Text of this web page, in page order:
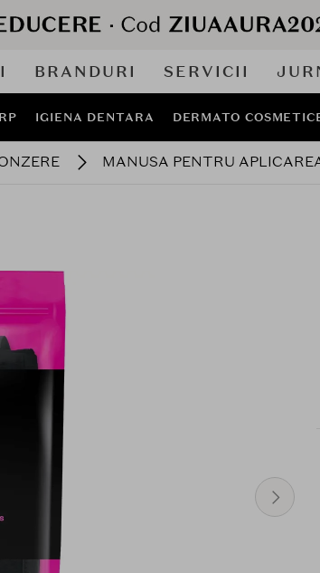
BRANDURI SERVICII
IGIENA DENTARA DERMATO
MANUSA PENTRU